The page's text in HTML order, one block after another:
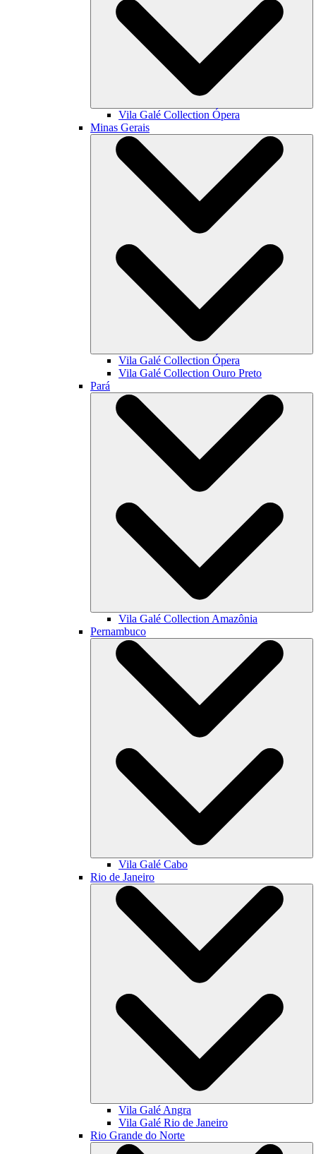
Vila Galé Collection Ópera
Minas Gerais
Vila Galé Collection Ópera
Vila Galé Collection Ouro Preto
Pará
Vila Galé Collection Amazônia
Pernambuco
Vila Galé Cabo
Rio de Janeiro
Vila Galé Angra
Vila Galé Rio de Janeiro
Rio Grande do Norte